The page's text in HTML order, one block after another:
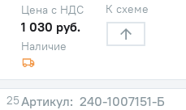
Наличие
Цена с НДС
1 030 руб.
К схеме
25
240-1007151-Б